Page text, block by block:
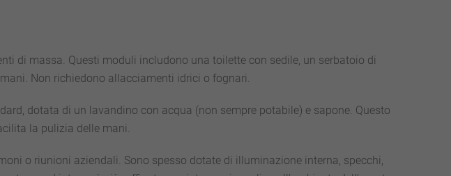
di massa. Questi moduli includono una toilette con sedile, un serbatoio di
Non richiedono allacciamenti idrici o fognari.
dotata di un lavandino con acqua (non sempre potabile) e sapone. Questo
la pulizia delle mani.
o riunioni aziendali. Sono spesso dotate di illuminazione interna, specchi,